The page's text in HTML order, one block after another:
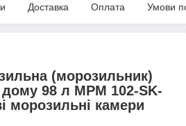
Доставка Оплата Умови
(морозильник)
98 л MPM 102-SK-
морозильні камери